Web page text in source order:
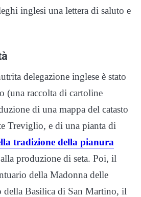
inglesi una lettera di saluto e
delegazione inglese è stato
(una raccolta di cartoline
di una mappa del catasto
Treviglio, e di una pianta di
tradizione della pianura
produzione di seta. Poi, il
della Madonna delle
Basilica di San Martino, il